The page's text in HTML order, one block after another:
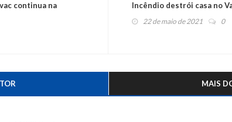
continua na
Incêndio destrói casa no
22 de maio de 2021 0
MAIS